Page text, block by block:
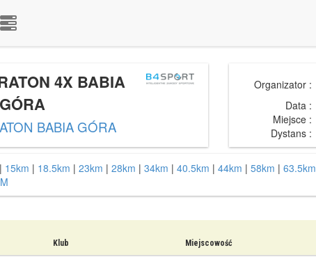
4X BABIA
GÓRA
BABIA GÓRA
Organizator :
Data :
Miejsce :
Dystans :
| 15km | 18.5km | 23km | 28km | 34km | 40.5km | 44km | 58km | 63.5km
Klub Miejscowość